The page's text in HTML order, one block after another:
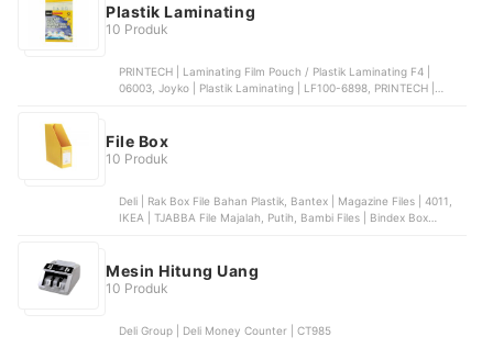
M5-559 1P , Pilot Corporation | Pilot Progrex 0.5 mm | H-127-SL
Plastik Laminating
10 Produk
PRINTECH | Laminating Film Pouch / Plastik Laminating F4 |
06003, Joyko | Plastik Laminating | LF100-6898, PRINTECH |
TL-A4W, e-Print | Laminating Film Cold A4
File Box
10 Produk
Deli | Rak Box File Bahan Plastik, Bantex | Magazine Files | 4011,
IKEA | TJABBA File Majalah, Putih, Bambi Files | Bindex Box
Mesin Hitung Uang
10 Produk
Deli Group | Deli Money Counter | CT985